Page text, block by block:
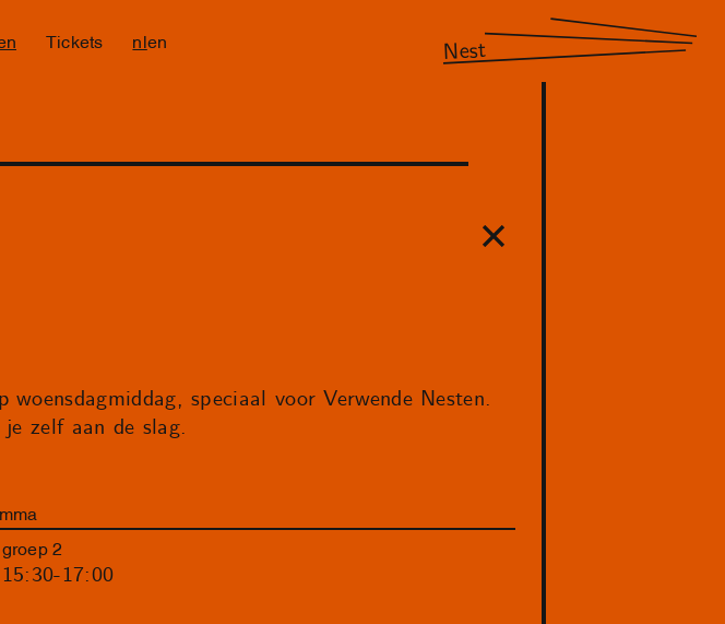
Tickets nl en Nest
speciaal voor Verwende Nesten.
zelf aan de slag.
groep 2
15:30-17:00